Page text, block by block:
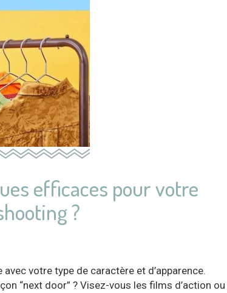
efficaces pour votre
?
votre type de caractère et d’apparence.
“next door” ? Visez-vous les films d’action ou